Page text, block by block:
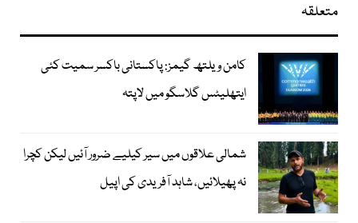
متعلقہ
کامن ویلتھ گیمز: پاکستانی باکسر سمیت کئی
ایتھلیٹس گلاسگو میں لاپتہ
شمالی علاقوں میں سیر کیلیے ضرور آئیں لیکن کچرا
نہ پھیلائیں، شاہد آفریدی کی اپیل